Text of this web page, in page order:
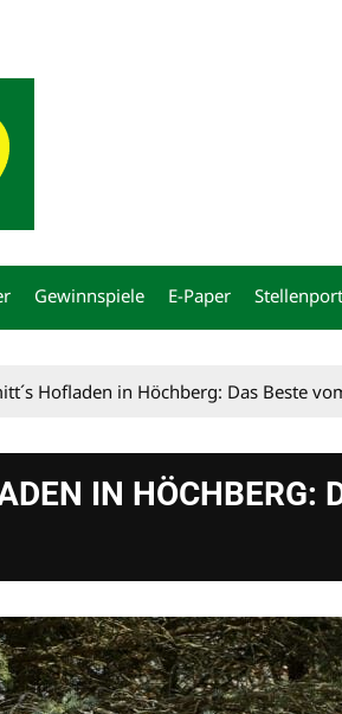
Gewinnspiele E-Paper
Hofladen in Höchberg: Das Beste
IN HÖCHBERG: